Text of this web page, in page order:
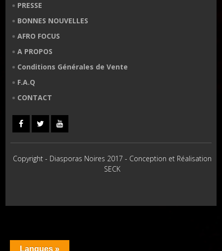
PRESSE
BONNES NOUVELLES
AFRO FOCUS
A PROPOS
Conditions Générales de Vente
F.A.Q
CONTACT
Copyright - Diasporas Noires 2017 - Conception et Réalisation
SECK
Langues »